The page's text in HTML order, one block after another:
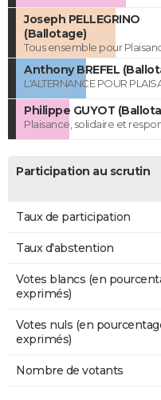
Joseph PELLEGRINO
(Ballotage)
Tous ensemble pour
Anthony BREFEL
L'ALTERNANCE POUR
Philippe GUYOT
Plaisance, solidaire et
Participation au scrutin
Taux de participation
Taux d'abstention
Votes blancs (en
exprimés)
Votes nuls (en
exprimés)
Nombre de votants